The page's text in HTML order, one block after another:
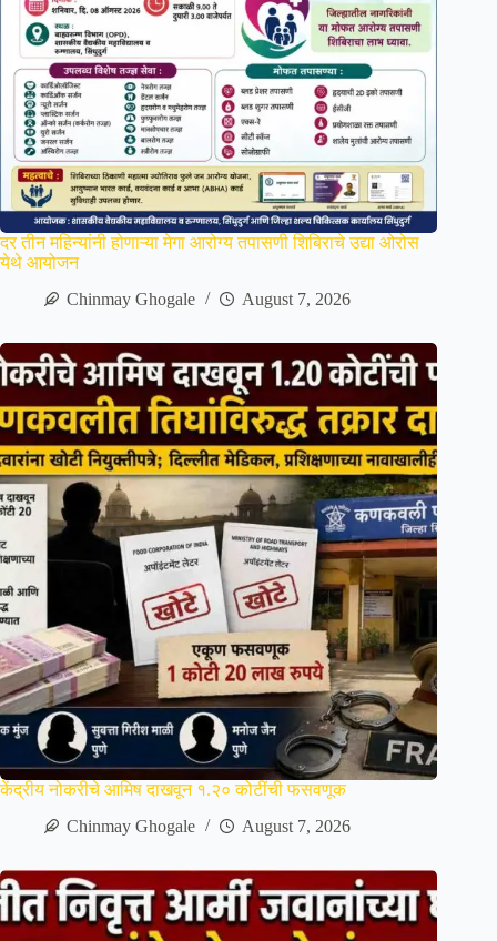
दर तीन महिन्यांनी होणाऱ्या मेगा आरोग्य तपासणी शिबिराचे उद्या ओरोस
येथे आयोजन
Chinmay Ghogale
August 7, 2026
केंद्रीय नोकरीचे आमिष दाखवून १.२० कोटींची फसवणूक
Chinmay Ghogale
August 7, 2026